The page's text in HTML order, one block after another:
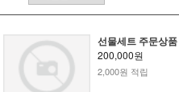
선물세트 주문상품
200,000원
2,000원 적립